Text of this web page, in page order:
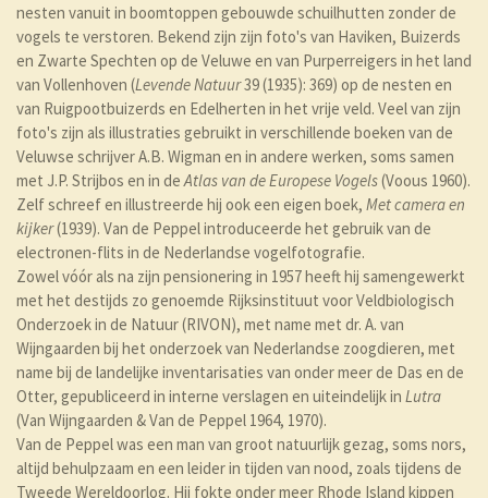
nesten vanuit in boomtoppen gebouwde schuilhutten zonder de
vogels te verstoren. Bekend zijn zijn foto's van Haviken, Buizerds
en Zwarte Spechten op de Veluwe en van Purperreigers in het land
van Vollenhoven (Levende Natuur39 (1935): 369) op de nesten en
van Ruigpootbuizerds en Edelherten in het vrije veld. Veel van zijn
foto's zijn als illustraties gebruikt in verschillende boeken van de
Veluwse schrijver A.B. Wigman en in andere werken, soms samen
met J.P. Strijbos en in de Atlas van de Europese Vogels(Voous 1960).
Zelf schreef en illustreerde hij ook een eigen boek, Met camera en
kijker(1939). Van de Peppel introduceerde het gebruik van de
electronen-flits in de Nederlandse vogelfotografie.
Zowel vóór als na zijn pensionering in 1957 heeft hij samengewerkt
met het destijds zo genoemde Rijksinstituut voor Veldbiologisch
Onderzoek in de Natuur (RIVON), met name met dr. A. van
Wijngaarden bij het onderzoek van Nederlandse zoogdieren, met
name bij de landelijke inventarisaties van onder meer de Das en de
Otter, gepubliceerd in interne verslagen en uiteindelijk in Lutra
(Van Wijngaarden & Van de Peppel 1964, 1970).
Van de Peppel was een man van groot natuurlijk gezag, soms nors,
altijd behulpzaam en een leider in tijden van nood, zoals tijdens de
Tweede Wereldoorlog. Hij fokte onder meer Rhode Island kippen